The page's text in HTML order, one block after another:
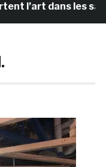
dans les salles